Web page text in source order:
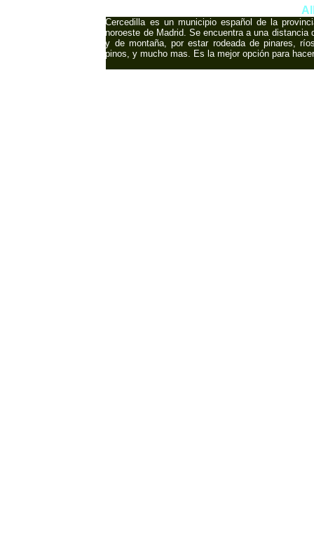
Cercedilla es un municipio español de la
noroeste de Madrid. Se encuentra a una
y de montaña, por estar rodeada de pinares,
pinos, y mucho mas. Es la mejor opción para